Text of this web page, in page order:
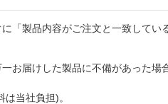
「製品内容がご注文と一致してい
お届けした製品に不備があった
当社負担)。